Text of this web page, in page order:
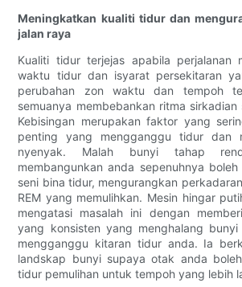
Meningkatkan kualiti tidur dan
jalan raya
Kualiti tidur terjejas apabila perjalanan
waktu tidur dan isyarat persekitaran
perubahan zon waktu dan tempoh
semuanya membebankan ritma
Kebisingan merupakan faktor yang
penting yang mengganggu tidur dan
nyenyak. Malah bunyi tahap
membangunkan anda sepenuhnya boleh
seni bina tidur, mengurangkan
REM yang memulihkan. Mesin hingar
mengatasi masalah ini dengan
yang konsisten yang menghalang
mengganggu kitaran tidur anda. Ia
landskap bunyi supaya otak anda
tidur pemulihan untuk tempoh yang lebih